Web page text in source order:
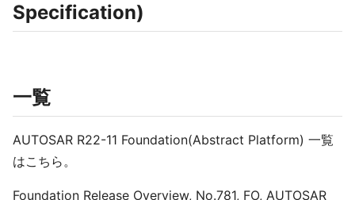
Specification)
一覧
AUTOSAR R22-11 Foundation(Abstract Platform) 一覧
はこちら。
Foundation Release Overview, No.781, FO, AUTOSAR